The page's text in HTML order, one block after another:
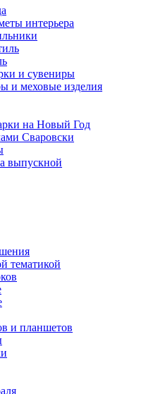
интерьера
и сувениры
и меховые изделия
на Новый Год
Сваровски
выпускной
тематикой
и планшетов